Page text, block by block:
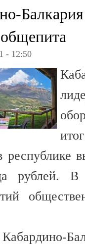
- 12:50
республике
рублей. В